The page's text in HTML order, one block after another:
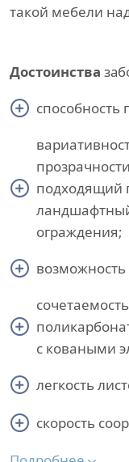
такой мебели
Достоинства
способность
подходящий
ограждения;
возможность
с коваными
легкость
скорость